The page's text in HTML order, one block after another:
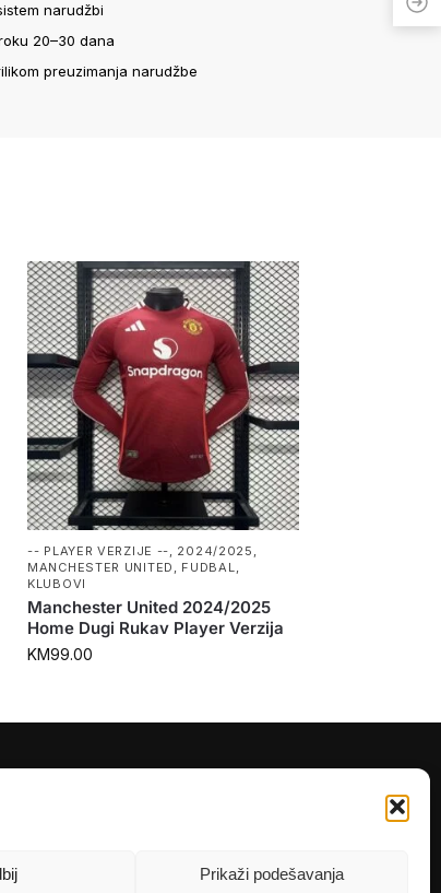
Prikaži podešavanja
narudžbi
20–30 dana
preuzimanja narudžbe
-- PLAYER VERZIJE --, 2024/2025 ,
MANCHESTER UNITED , FUDBAL,
KLUBOVI
Manchester United 2024/2025
Home Dugi Rukav Player Verzija
KM99.00